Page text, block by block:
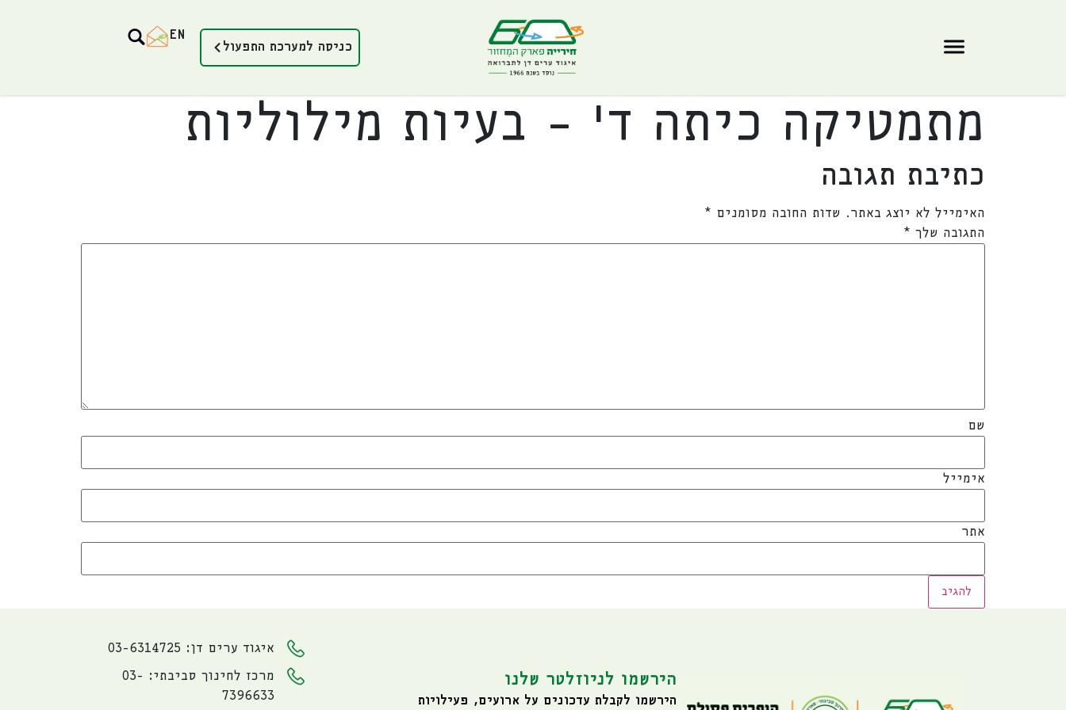
כניסה למערכת התפעול
EN
מתמטיקה כיתה ד' – בעיות מילוליות
כתיבת תגובה
האימייל לא יוצג באתר. שדות החובה מסומנים *
התגובה שלך *
שם
אימייל
אתר
הירשמו לניוזלטר שלנו
הירשמו לקבלת עדכונים על ארועים, פעילויות
איגוד ערים דן: 03-6314725
מרכז לחינוך סביבתי: 03-
7396633